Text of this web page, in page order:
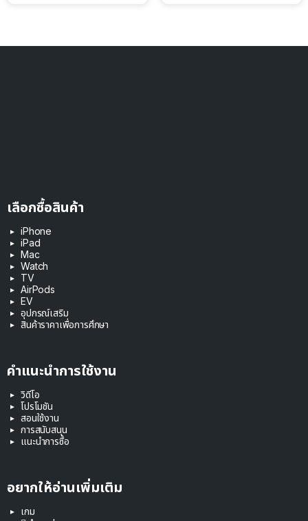
เลือกซื้อสินค้า
iPhone
iPad
Mac
Watch
TV
AirPods
EV
อุปกรณ์เสริม
สินค้าราคาเพื่อการศึกษา
คำแนะนำการใช้งาน
วิดีโอ
โปรโมชัน
สอนใช้งาน
การสนับสนุน
แนะนำการซื้อ
อยากให้อ่านเพิ่มเติม
เกม